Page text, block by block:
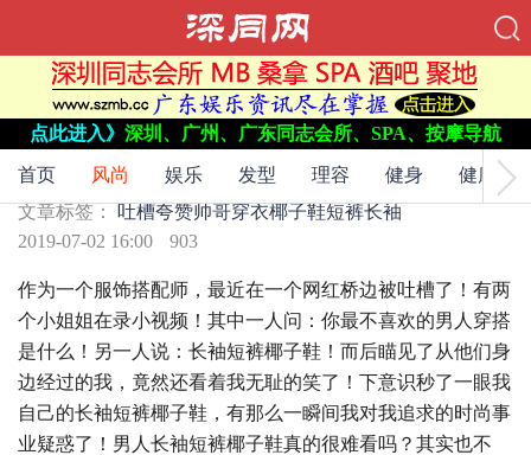
点此进入》 深圳、广州、广东同志会所、SPA、按摩导航
首页 风尚 娱乐 发型 理容 健身 健康
文章标签： 吐槽夸赞 帅哥穿衣椰子鞋短裤 长袖
男人长袖短裤椰子鞋丑？从“被吐槽”到“被夸赞”
文章标签： 吐槽夸赞帅哥穿衣椰子鞋短裤长袖
2019-07-02 16:00
903
作为一个服饰搭配师，最近在一个网红桥边被吐槽了！有两
个小姐姐在录小视频！其中一人问：你最不喜欢的男人穿搭
是什么！另一人说：长袖短裤椰子鞋！而后瞄见了从他们身
边经过的我，竟然还看着我无耻的笑了！下意识秒了一眼我
自己的长袖短裤椰子鞋，有那么一瞬间我对我追求的时尚事
业疑惑了！男人长袖短裤椰子鞋真的很难看吗？其实也不